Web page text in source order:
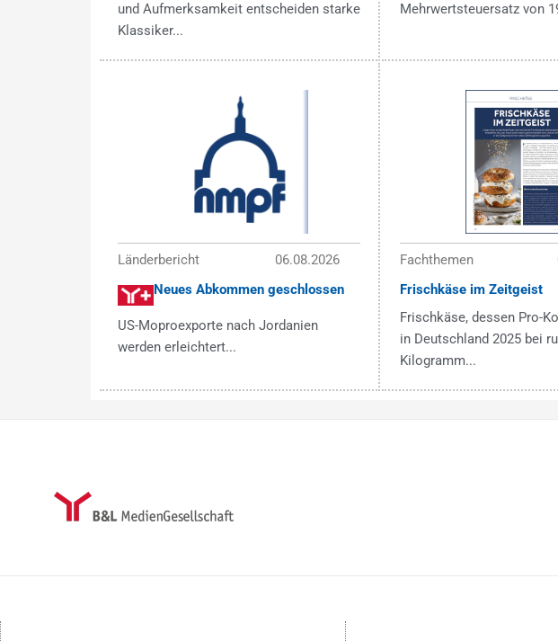
und Aufmerksamkeit entscheiden starke
Klassiker...
Mehrwertsteuersatz von
Länderbericht
06.08.2026
Neues Abkommen geschlossen
US-Moproexporte nach Jordanien
werden erleichtert...
Fachthemen
Frischkäse im Zeitgeist
Frischkäse, dessen Pro-
in Deutschland 2025 bei
Kilogramm...